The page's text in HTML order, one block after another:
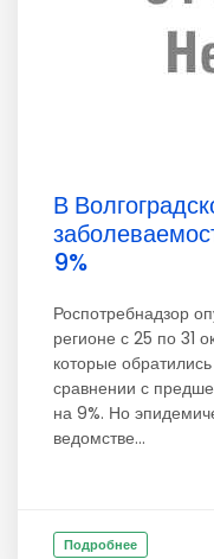
В
9%
Роспотребнадзор
регионе с 25 по 31
которые
сравнении с
на 9%. Но
ведомстве...
Подробнее